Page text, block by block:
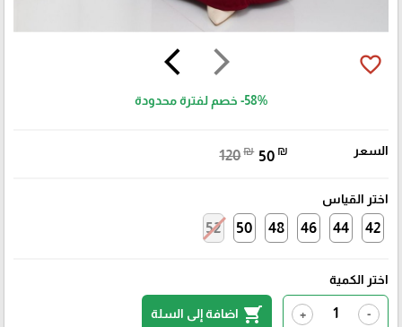
arrow_forward_ios
arrow_back_ios favorite_border
-58% خصم لفترة محدودة
السعر 120₪ 50 ₪
اختر القياس
42
44
46
48
50
52
اختر الكمية
-
+
shopping_cart اضافة إلى السلة